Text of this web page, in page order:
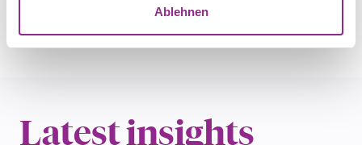
Ablehnen
Lasse Konrad
Latest insights